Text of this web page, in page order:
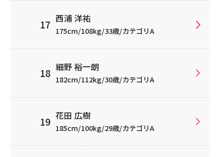
西浦 洋祐
175cm/108kg/33歳/カテゴリA
細野 裕一朗
182cm/112kg/30歳/カテゴリA
花田 広樹
185cm/100kg/29歳/カテゴリA